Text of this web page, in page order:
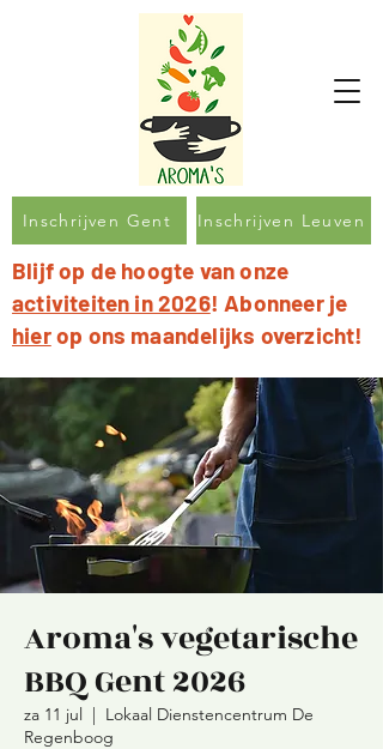
Inschrijven Gent Inschrijven Leuven
Blijf op de hoogte van onze
activiteiten in 2026! Abonneer je
hierop ons maandelijks overzicht!
Aroma's vegetarische
BBQ Gent 2026
za 11 jul
  |
Lokaal Dienstencentrum De
Regenboog